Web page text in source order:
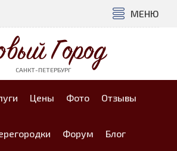
МЕНЮ
Город
САНКТ-ПЕТЕРБУРГ
Цены Фото Отзывы
Форум Блог